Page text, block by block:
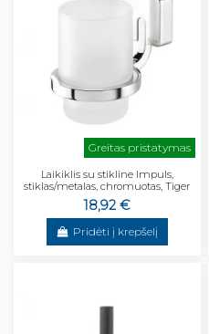
Greitas pristatymas
Laikiklis su stikline Impuls,
stiklas/metalas, chromuotas, Tiger
18,92 €
Pridėti į krepšelį